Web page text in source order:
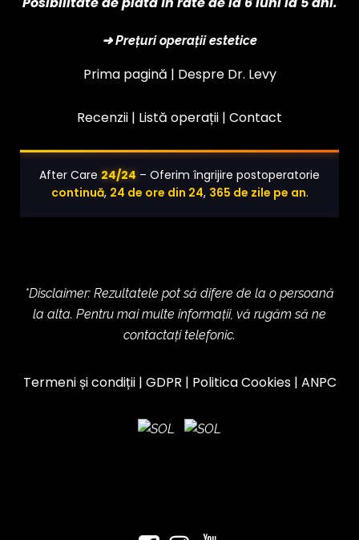
➜ Prețuri operații estetice
Prima pagină | Despre Dr. Levy
Recenzii | Listă operații | Contact
After Care 24/24 – Oferim îngrijire postoperatorie
continuă, 24 de ore din 24, 365 de zile pe an.
*Disclaimer: Rezultatele pot să difere de la o persoană
la alta. Pentru mai multe informații, vă rugăm să ne
contactați telefonic.
Termeni și condiții| GDPR | Politica Cookies| ANPC